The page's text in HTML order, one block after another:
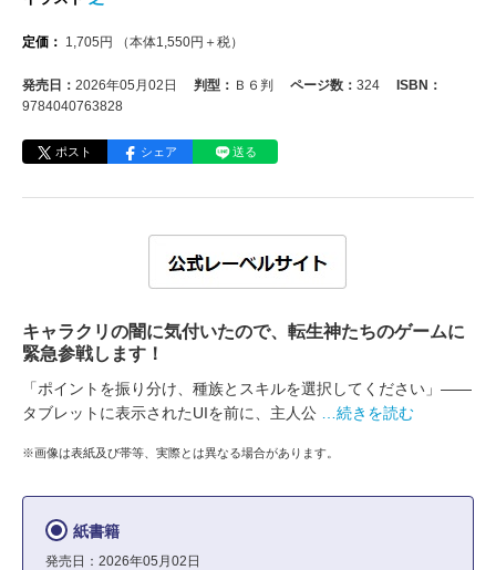
定価： 1,705 円 （本体1,550円＋税）
発売日： 2026年05月02日 判型： Ｂ６判 ページ数： 324
ISBN：
9784040763828
ポスト シェア 送る
キャラクリの闇に気付いたので、転生神たちのゲームに
緊急参戦します！
「ポイントを振り分け、種族とスキルを選択してください」――
タブレットに表示されたUIを前に、主人公
…続きを読む
※画像は表紙及び帯等、実際とは異なる場合があります。
紙書籍
発売日：2026年05月02日